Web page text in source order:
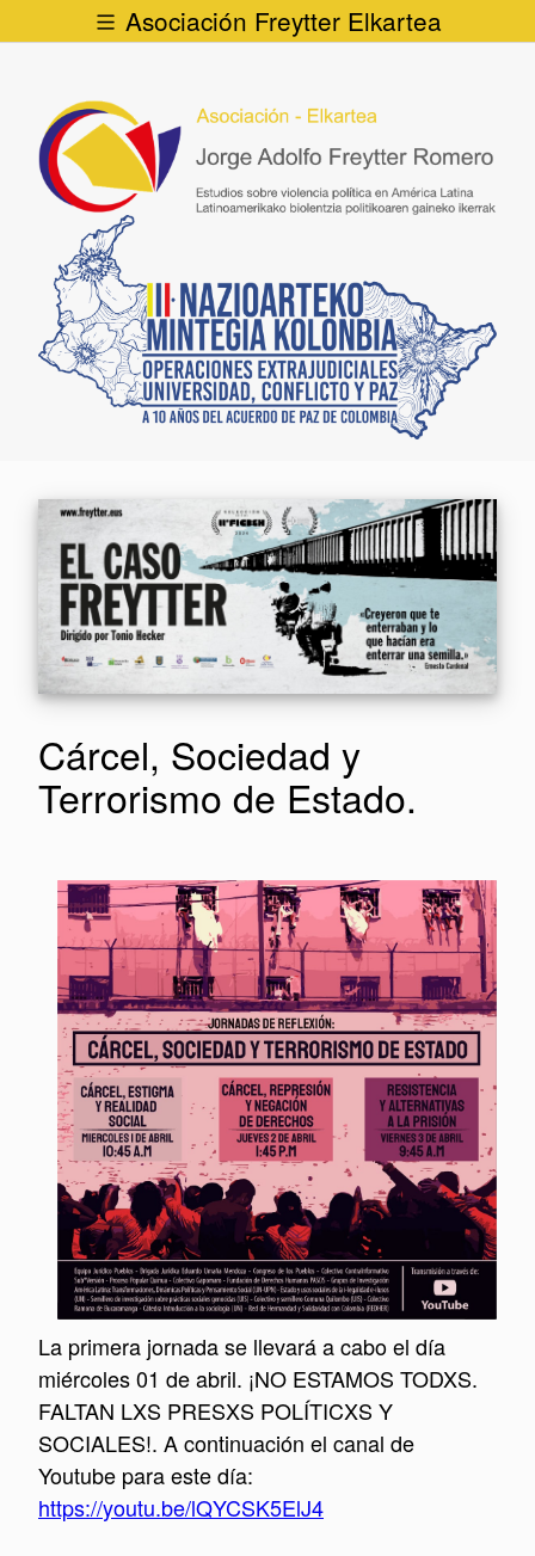
Asociación Freytter Elkartea
Cárcel, Sociedad y
Terrorismo de Estado.
La primera jornada se llevará a cabo el día
miércoles 01 de abril. ¡NO ESTAMOS TODXS.
FALTAN LXS PRESXS POLÍTICXS Y
SOCIALES!. A continuación el canal de
Youtube para este día:
https://youtu.be/lQYCSK5ElJ4